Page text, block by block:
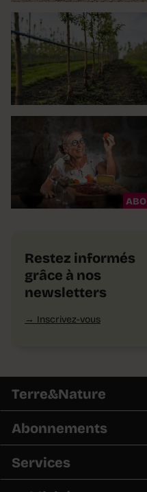
ABO
Restez informés
grâce à nos
newsletters
Inscrivez-vous
Terre&Nature
Abonnements
Services